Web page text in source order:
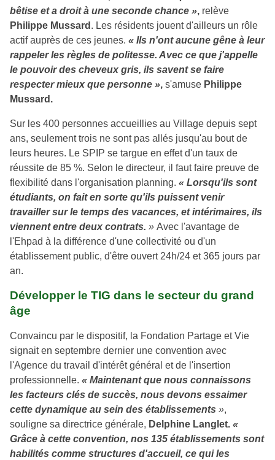
bêtise et a droit à une seconde chance », relève
Philippe Mussard . Les résidents jouent d'ailleurs un rôle
actif auprès de ces jeunes. « Ils n'ont aucune gêne à leur
rappeler les règles de politesse. Avec ce que j'appelle
le pouvoir des cheveux gris, ils savent se faire
respecter mieux que personne », s'amuse Philippe
Mussard.
Sur les 400 personnes accueillies au Village depuis sept
ans, seulement trois ne sont pas allés jusqu'au bout de
leurs heures. Le SPIP se targue en effet d'un taux de
réussite de 85 %. Selon le directeur, il faut faire preuve de
flexibilité dans l'organisation planning. « Lorsqu'ils sont
étudiants, on fait en sorte qu'ils puissent venir
travailler sur le temps des vacances, et intérimaires, ils
viennent entre deux contrats. » Avec l'avantage de
l'Ehpad à la différence d'une collectivité ou d'un
établissement public, d'être ouvert 24h/24 et 365 jours par
an.
Développer le TIG dans le secteur du grand
âge
Convaincu par le dispositif, la Fondation Partage et Vie
signait en septembre dernier une convention avec
l'Agence du travail d'intérêt général et de l'insertion
professionnelle. « Maintenant que nous connaissons
les facteurs clés de succès, nous devons essaimer
cette dynamique au sein des établissements »,
souligne sa directrice générale, Delphine Langlet. «
Grâce à cette convention, nos 135 établissements sont
habilités comme structures d'accueil, ce qui les